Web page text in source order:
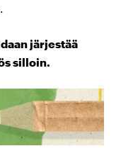
järjestää
silloin.